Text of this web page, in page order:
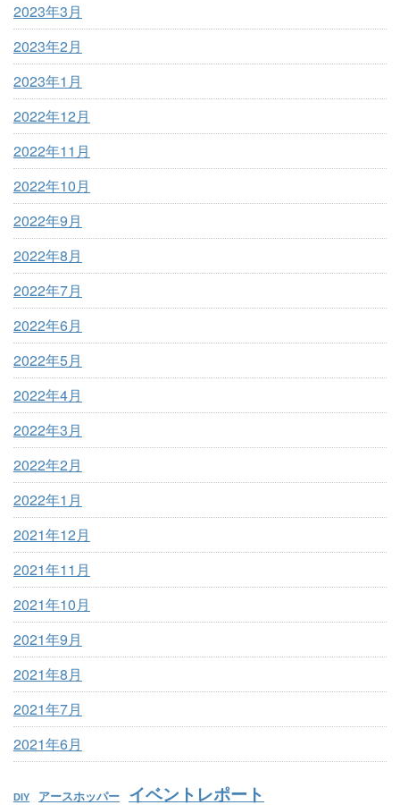
2023年3月
2023年2月
2023年1月
2022年12月
2022年11月
2022年10月
2022年9月
2022年8月
2022年7月
2022年6月
2022年5月
2022年4月
2022年3月
2022年2月
2022年1月
2021年12月
2021年11月
2021年10月
2021年9月
2021年8月
2021年7月
2021年6月
DIY アースホッパー イベントレポート